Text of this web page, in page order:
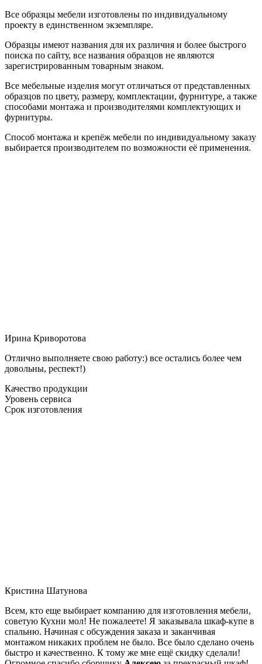
Все образцы мебели изготовлены по индивидуальному
проекту в единственном экземпляре.
Образцы имеют названия для их различия и более быстрого
поиска по сайту, все названия образцов не являются
зарегистрированным товарным знаком.
Все мебельные изделия могут отличаться от представленных
образцов по цвету, размеру, комплектации, фурнитуре, а также
способами монтажа и производителями комплектующих и
фурнитуры.
Способ монтажа и крепёж мебели по индивидуальному заказу
выбирается производителем по возможности её применения.
Ирина Криворотова
Отлично выполняете свою работу:) все остались более чем
довольны, респект!)
Качество продукции
Уровень сервиса
Срок изготовления
Кристина Шатунова
Всем, кто еще выбирает компанию для изготовления мебели,
советую Кухни мол! Не пожалеете! Я заказывала шкаф-купе в
спальню. Начиная с обсуждения заказа и заканчивая
монтажом никаких проблем не было. Все было сделано очень
быстро и качественно. К тому же мне ещё скидку сделали!